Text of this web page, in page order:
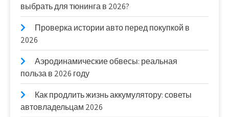
выбрать для тюнинга в 2026?
Проверка истории авто перед покупкой в
2026
Аэродинамические обвесы: реальная
польза в 2026 году
Как продлить жизнь аккумулятору: советы
автовладельцам 2026